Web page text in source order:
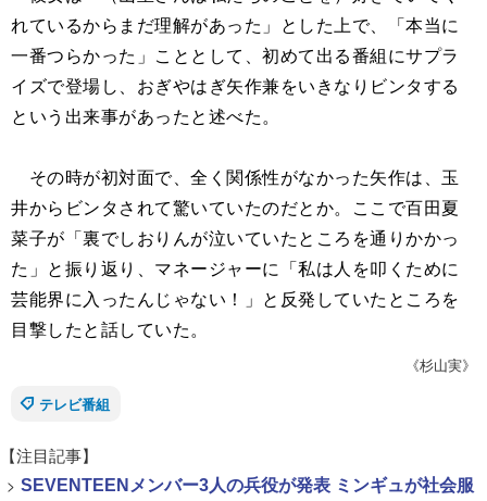
れているからまだ理解があった」とした上で、「本当に
一番つらかった」こととして、初めて出る番組にサプラ
イズで登場し、おぎやはぎ矢作兼をいきなりビンタする
という出来事があったと述べた。
その時が初対面で、全く関係性がなかった矢作は、玉
井からビンタされて驚いていたのだとか。ここで百田夏
菜子が「裏でしおりんが泣いていたところを通りかかっ
た」と振り返り、マネージャーに「私は人を叩くために
芸能界に入ったんじゃない！」と反発していたところを
目撃したと話していた。
《杉山実》
テレビ番組
【注目記事】
> SEVENTEENメンバー3人の兵役が発表 ミンギュが社会服